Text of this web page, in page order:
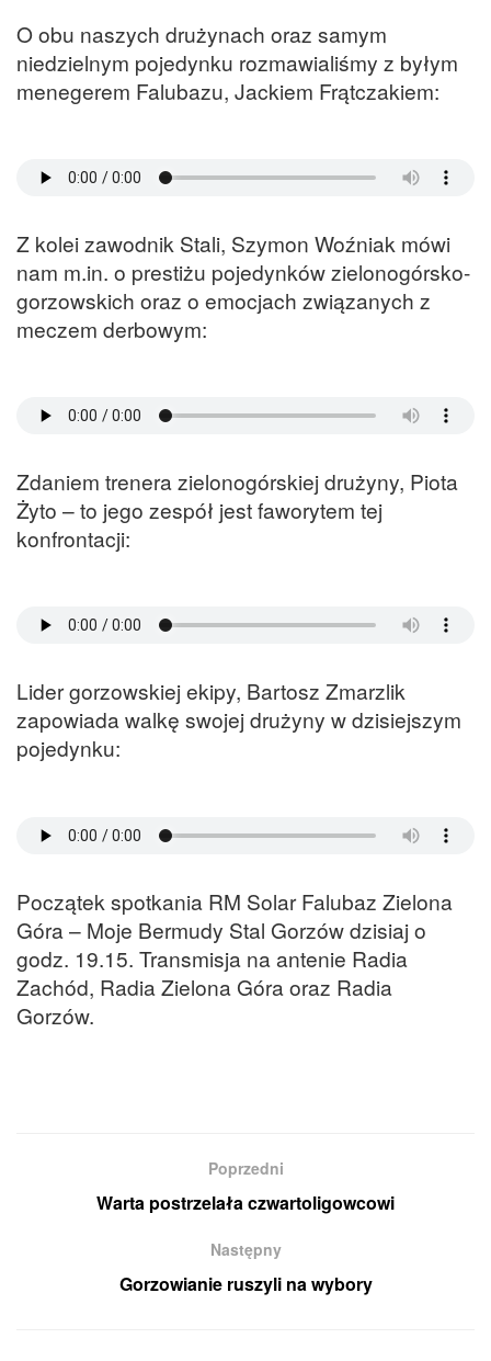
O obu naszych drużynach oraz samym
niedzielnym pojedynku rozmawialiśmy z byłym
menegerem Falubazu, Jackiem Frątczakiem:
Z kolei zawodnik Stali, Szymon Woźniak mówi
nam m.in. o prestiżu pojedynków zielonogórsko-
gorzowskich oraz o emocjach związanych z
meczem derbowym:
Zdaniem trenera zielonogórskiej drużyny, Piota
Żyto – to jego zespół jest faworytem tej
konfrontacji:
Lider gorzowskiej ekipy, Bartosz Zmarzlik
zapowiada walkę swojej drużyny w dzisiejszym
pojedynku:
Początek spotkania RM Solar Falubaz Zielona
Góra – Moje Bermudy Stal Gorzów dzisiaj o
godz. 19.15. Transmisja na antenie Radia
Zachód, Radia Zielona Góra oraz Radia
Gorzów.
Poprzedni
Warta postrzelała czwartoligowcowi
Następny
Gorzowianie ruszyli na wybory